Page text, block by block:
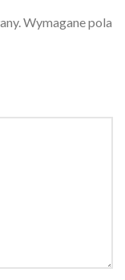
Wymagane pola